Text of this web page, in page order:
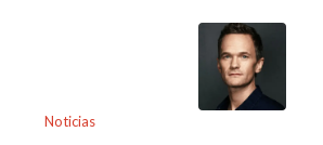
Noticias